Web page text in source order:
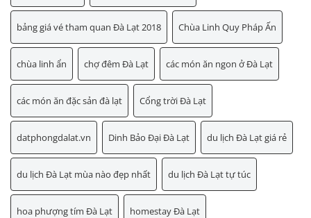
bảng giá vé tham quan Đà Lạt 2018 Chùa Linh Quy Pháp Ấn
chùa linh ẩn chợ đêm Đà Lạt các món ăn ngon ở Đà Lạt
các món ăn đặc sản đà lạt Cổng trời Đà Lạt
datphongdalat.vn Dinh Bảo Đại Đà Lạt du lịch Đà Lạt giá rẻ
du lịch Đà Lạt mùa nào đẹp nhất du lịch Đà Lạt tự túc
hoa phượng tím Đà Lạt homestay Đà Lạt